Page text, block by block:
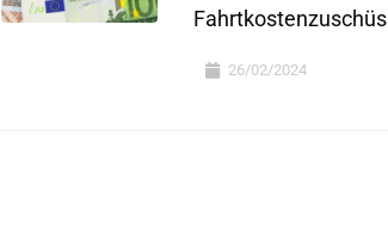
26/02/2024